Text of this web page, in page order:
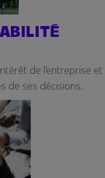
de l’entreprise
de ses décisions.